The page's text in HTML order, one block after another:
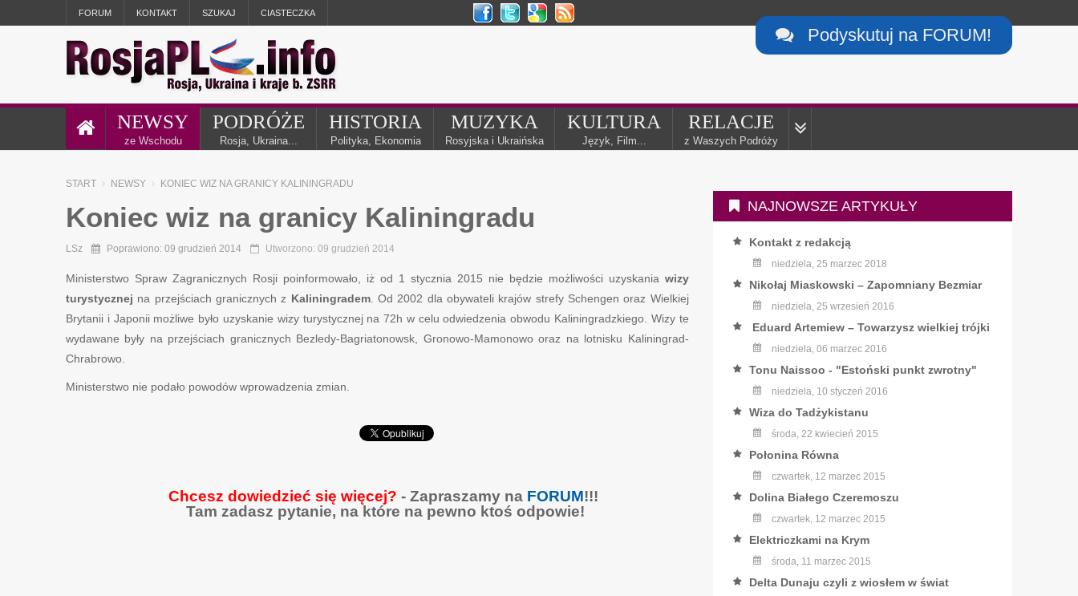
FORUM KONTAKT SZUKAJ CIASTECZKA
 Podyskutuj na FORUM!
NEWSY
ze Wschodu
PODRÓŻE
Rosja, Ukraina...
HISTORIA
Polityka, Ekonomia
MUZYKA
Rosyjska i Ukraińska
KULTURA
Język, Film...
RELACJE
z Waszych Podróży
START NEWSY KONIEC WIZ NA GRANICY KALININGRADU
Koniec wiz na granicy Kaliningradu
LSz Poprawiono: 09 grudzień 2014 Utworzono: 09 grudzień 2014
Ministerstwo Spraw Zagranicznych Rosji poinformowało, iż od 1 stycznia 2015 nie będzie możliwości uzyskania wizy
turystycznej na przejściach granicznych z Kaliningradem. Od 2002 dla obywateli krajów strefy Schengen oraz Wielkiej
Brytanii i Japonii możliwe było uzyskanie wizy turystycznej na 72h w celu odwiedzenia obwodu Kaliningradzkiego. Wizy te
wydawane były na przejściach granicznych Bezledy-Bagriatonowsk, Gronowo-Mamonowo oraz na lotnisku Kaliningrad-
Chrabrowo.
Ministerstwo nie podało powodów wprowadzenia zmian.
Chcesz dowiedzieć się więcej? - Zapraszamy na FORUM!!!
Tam zadasz pytanie, na które na pewno ktoś odpowie!
NAJNOWSZE ARTYKUŁY
Kontakt z redakcją
niedziela, 25 marzec 2018
Nikołaj Miaskowski – Zapomniany Bezmiar
niedziela, 25 wrzesień 2016
Eduard Artemiew – Towarzysz wielkiej trójki
niedziela, 06 marzec 2016
Tonu Naissoo - "Estoński punkt zwrotny"
niedziela, 10 styczeń 2016
Wiza do Tadżykistanu
środa, 22 kwiecień 2015
Połonina Równa
czwartek, 12 marzec 2015
Dolina Białego Czeremoszu
czwartek, 12 marzec 2015
Elektriczkami na Krym
środa, 11 marzec 2015
Delta Dunaju czyli z wiosłem w świat